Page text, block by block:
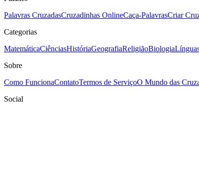
Palavras CruzadasCruzadinhas OnlineCaça-PalavrasCriar
Categorias
MatemáticaCiênciasHistóriaGeografiaReligiãoBiologia
Sobre
Como FuncionaContatoTermos de ServiçoO Mundo das
Social